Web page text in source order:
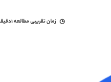
زمان تقریبی مطالعه۱دقیقه